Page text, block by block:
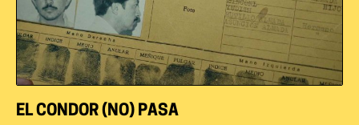
EL CONDOR (NO) PASA